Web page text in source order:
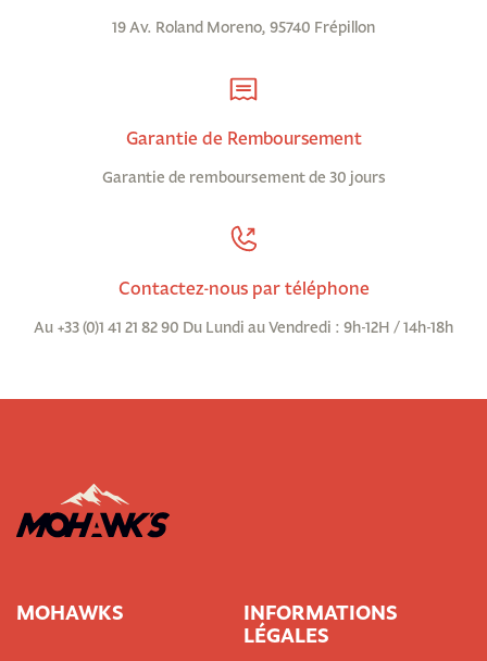
19 Av. Roland Moreno, 95740 Frépillon
Garantie de Remboursement
Garantie de remboursement de 30 jours
Contactez-nous par téléphone
Au +33 (0)1 41 21 82 90 Du Lundi au Vendredi : 9h-12H / 14h-18h
MOHAWKS
INFORMATIONS
LÉGALES